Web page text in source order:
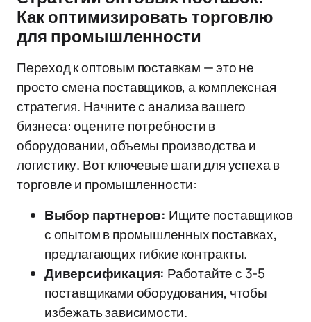
Как оптимизировать торговлю
для промышленности
Переход к оптовым поставкам — это не
просто смена поставщиков, а комплексная
стратегия. Начните с анализа вашего
бизнеса: оцените потребности в
оборудовании, объемы производства и
логистику. Вот ключевые шаги для успеха в
торговле и промышленности:
Выбор партнеров: Ищите поставщиков
с опытом в промышленных поставках,
предлагающих гибкие контракты.
Диверсификация: Работайте с 3-5
поставщиками оборудования, чтобы
избежать зависимости.